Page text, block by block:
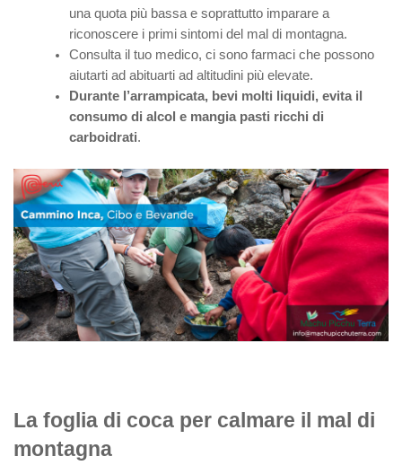
una quota più bassa e soprattutto imparare a
riconoscere i primi sintomi del mal di montagna.
Consulta il tuo medico, ci sono farmaci che possono
aiutarti ad abituarti ad altitudini più elevate.
Durante l’arrampicata, bevi molti liquidi, evita il
consumo di alcol e mangia pasti ricchi di
carboidrati.
La foglia di coca per calmare il mal di
montagna